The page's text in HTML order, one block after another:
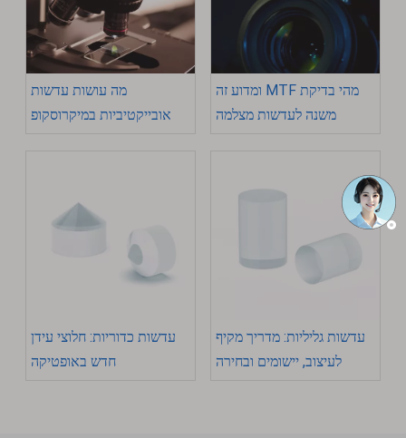
מהי בדיקת MTF ומדוע זה
משנה לעדשות מצלמה
מה עושות עדשות
אובייקטיביות במיקרוסקופ
עדשות גליליות: מדריך מקיף
לעיצוב, יישומים ובחירה
עדשות כדוריות: חלוצי עידן
חדש באופטיקה